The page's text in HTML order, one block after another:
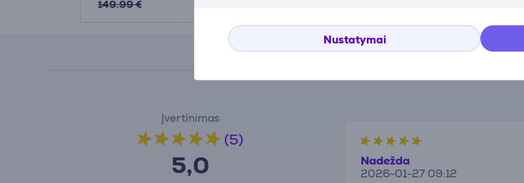
Nustatymai
149.99 €
Atsiliepimai
Įvertinimas
(5)
5,0 Nadežda
2026-01-27 09:12